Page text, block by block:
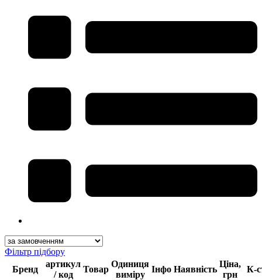
Фільтр підбору
Бренд
артикул
/ код
Товар
Одиниця
виміру
Інфо Наявність
Ціна,
грн
К-